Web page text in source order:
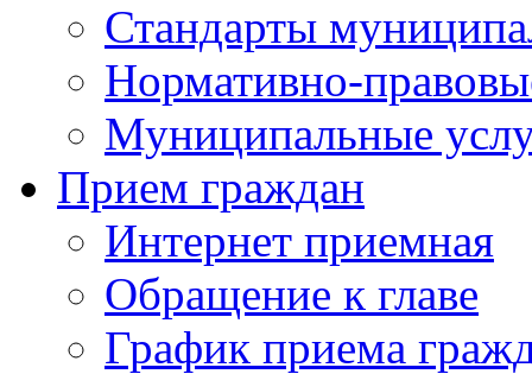
Стандарты
Нормативно-
Муниципальные
Прием граждан
Интернет приемная
Обращение к главе
График приема